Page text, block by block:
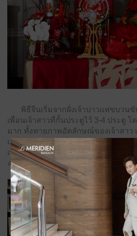
พิธีจีนเริ่มจากฝั่งเจ้าบ่าวแห่ขบวนขั
เพื่อนเจ้าสาวที่กั้นประตูไว้ 3-4 ประตู
มาก ทั้งทายภาพอัตลักษณ์ของเจ้าสาว
เลยนะคะ แล้วยังมีอ่านกลอนรัก บอกรั
เพลงจีนที่ฮิตใน TikTok ซึ่งปกติเจ้าบ่าว
งานนี้ทุ่มเต็มที่ พาทุกคนเอนจอยไปด้ว